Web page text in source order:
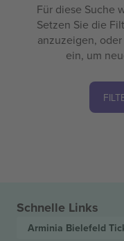
Für diese Suche
Setzen Sie die
anzuzeigen,
ein, um
Schnelle Links
Arminia Bielefeld